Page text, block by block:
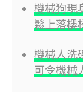
機械狗
鬆上落樓
機械人洗
可令機械